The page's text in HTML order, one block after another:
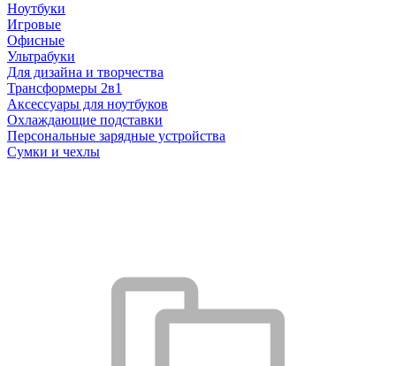
Ноутбуки
Игровые
Офисные
Ультрабуки
Для дизайна и творчества
Трансформеры 2в1
Аксессуары для ноутбуков
Охлаждающие подставки
Персональные зарядные устройства
Сумки и чехлы